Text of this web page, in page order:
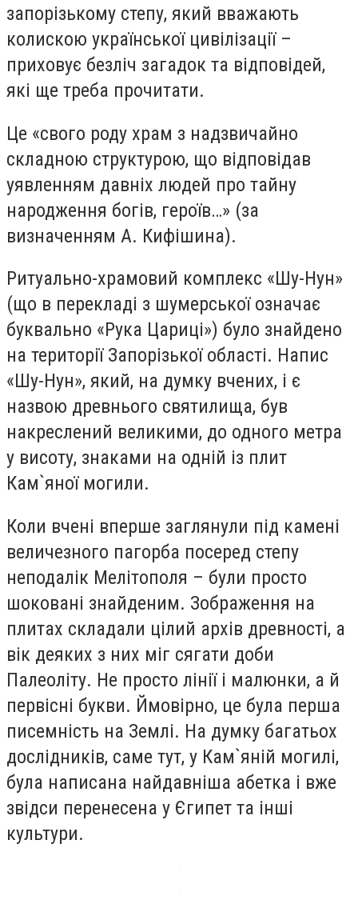
запорізькому степу, який вважають
колискою української цивілізації –
приховує безліч загадок та відповідей,
які ще треба прочитати.
Це «свого роду храм з надзвичайно
складною структурою, що відповідав
уявленням давніх людей про тайну
народження богів, героїв…» (за
визначенням А. Кифішина).
Ритуально-храмовий комплекс «Шу-Нун»
(що в перекладі з шумерської означає
буквально «Рука Цариці») було знайдено
на території Запорізької області. Напис
«Шу-Нун», який, на думку вчених, і є
назвою древнього святилища, був
накреслений великими, до одного метра
у висоту, знаками на одній із плит
Кам`яної могили.
Коли вчені вперше заглянули під камені
величезного пагорба посеред степу
неподалік Мелітополя – були просто
шоковані знайденим. Зображення на
плитах складали цілий архів древності, а
вік деяких з них міг сягати доби
Палеоліту. Не просто лінії і малюнки, а й
первісні букви. Ймовірно, це була перша
писемність на Землі. На думку багатьох
дослідників, саме тут, у Кам`яній могилі,
була написана найдавніша абетка і вже
звідси перенесена у Єгипет та інші
культури.